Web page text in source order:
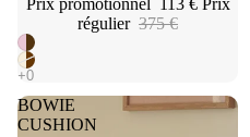
Prix promotionnel 113 € Prix
régulier 375 €
BOWIE
CUSHION